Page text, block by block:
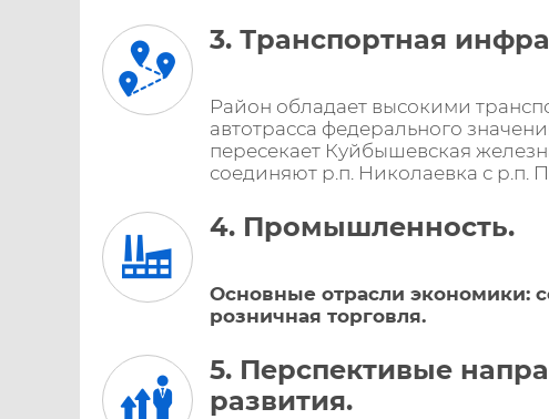
3. Транспортная
Район обладает высокими
автотрасса федерального
пересекает Куйбышевская
соединяют р.п. Николаевка с р.п.
4. Промышленность.
Основные отрасли экономики:
розничная торговля.
5. Перспективые
развития.